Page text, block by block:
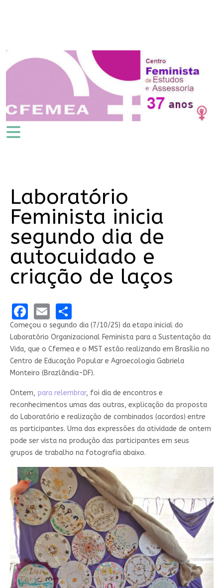
Laboratório
Feminista inicia
segundo dia de
autocuidado e
criação de laços
Facebook
EmailShare
Começou o segundo dia (7/10/25) da etapa inicial do
Laboratório Organizacional Feminista para a Sustentação da
Vida, que o Cfemea e o MST estão realizando em Brasília no
Centro de Educação Popular e Agroecologia Gabriela
Monteiro (Brazlândia-DF).
Ontem, para relembrar, foi dia de encontros e
reconhecimentos umas das outras, explicação da proposta
do Laboratório e realização de combinados (acordos) entre
as participantes. Uma das expressões da atividade de ontem
pode ser vista na produção das participantes em seus
grupos de trabalho na fotografia abaixo.